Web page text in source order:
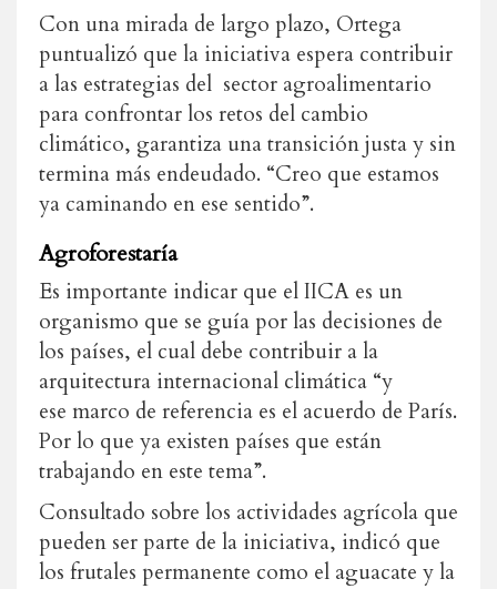
Con una mirada de largo plazo, Ortega
puntualizó que la iniciativa espera contribuir
a las estrategias del sector agroalimentario
para confrontar los retos del cambio
climático, garantiza una transición justa y sin
termina más endeudado. “Creo que estamos
ya caminando en ese sentido”.
Agroforestaría
Es importante indicar que el IICA es un
organismo que se guía por las decisiones de
los países, el cual debe contribuir a la
arquitectura internacional climática “y
ese marco de referencia es el acuerdo de París.
Por lo que ya existen países que están
trabajando en este tema”.
Consultado sobre los actividades agrícola que
pueden ser parte de la iniciativa, indicó que
los frutales permanente como el aguacate y la